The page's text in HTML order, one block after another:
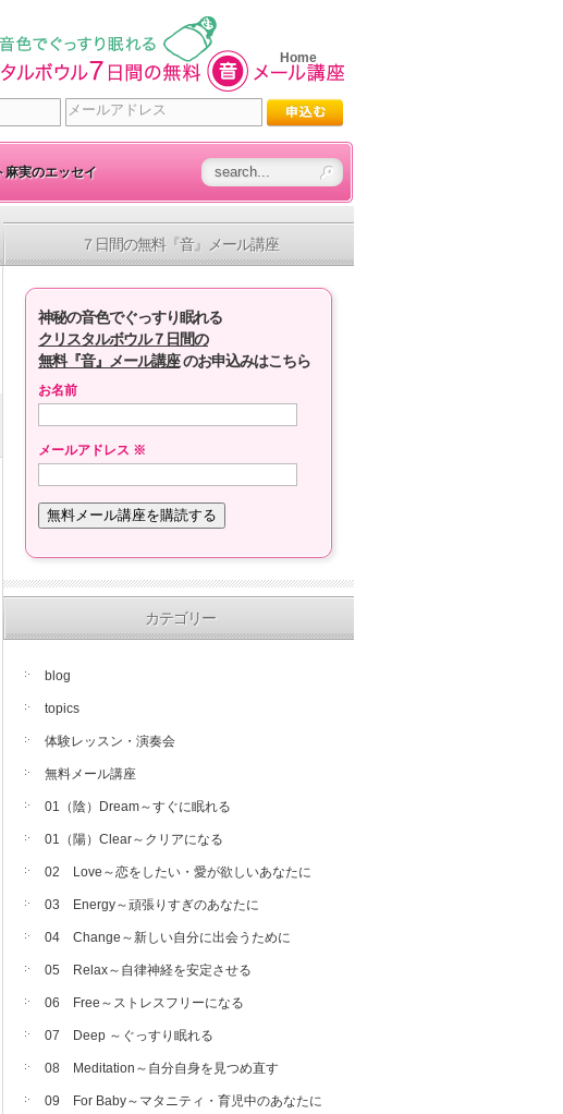
Home
麻実のエッセイ
７日間の無料『音』メール講座
神秘の音色でぐっすり眠れる
クリスタルボウル７日間の
無料『音』メール講座のお申込みはこちら
お名前
メールアドレス ※
カテゴリー
blog
topics
体験レッスン・演奏会
無料メール講座
01（陰）Dream～すぐに眠れる
01（陽）Clear～クリアになる
02 Love～恋をしたい・愛が欲しいあなたに
03 Energy～頑張りすぎのあなたに
04 Change～新しい自分に出会うために
05 Relax～自律神経を安定させる
06 Free～ストレスフリーになる
07 Deep ～ぐっすり眠れる
08 Meditation～自分自身を見つめ直す
09 For Baby～マタニティ・育児中のあなたに